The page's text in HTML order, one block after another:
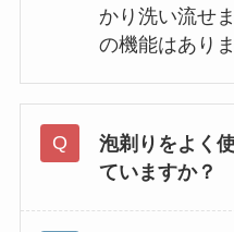
かり洗い流せ
の機能はありま
泡剃りをよく
ていますか？